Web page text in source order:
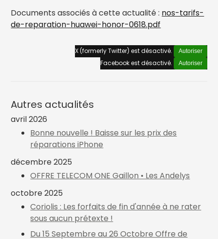
Documents associés à cette actualité : nos-tarifs-
de-reparation-huawei-honor-0618.pdf
X (formerly Twitter) est désactivé. Autoriser
Facebook est désactivé. Autoriser
Autres actualités
avril 2026
Bonne nouvelle ! Baisse sur les prix des
réparations iPhone
décembre 2025
OFFRE TELECOM ONE Gaillon • Les Andelys
octobre 2025
Coriolis : Les forfaits de fin d'année à ne rater
sous aucun prétexte !
Du 15 Septembre au 26 Octobre Offre de